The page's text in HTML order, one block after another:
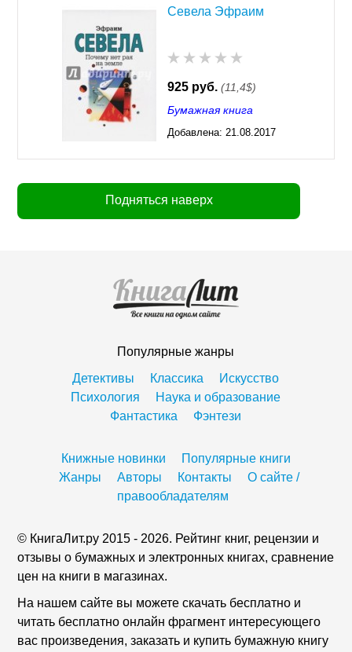
Севела Эфраим
925 руб. (11,4$)
Бумажная книга
Добавлена: 21.08.2017
Подняться наверх
Популярные жанры
Детективы
Классика
Искусство
Психология
Наука и образование
Фантастика
Фэнтези
Книжные новинки
Популярные книги
Жанры
Авторы Контакты
О сайте /
правообладателям
© КнигаЛит.ру 2015 - 2026. Рейтинг книг, рецензии и
отзывы о бумажных и электронных книгах, сравнение
цен на книги в магазинах.
На нашем сайте вы можете скачать бесплатно и
читать бесплатно онлайн фрагмент интересующего
вас произведения, заказать и купить бумажную книгу